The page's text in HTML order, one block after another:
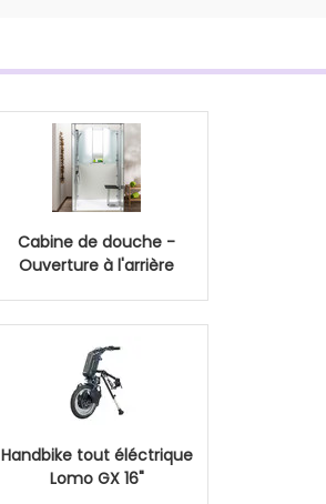
Cabine de douche -
Ouverture à l'arrière
Handbike tout éléctrique
Lomo GX 16"